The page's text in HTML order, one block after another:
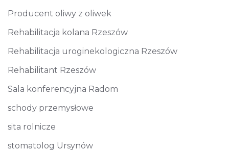
Producent oliwy z oliwek
Rehabilitacja kolana Rzeszów
Rehabilitacja uroginekologiczna Rzeszów
Rehabilitant Rzeszów
Sala konferencyjna Radom
schody przemysłowe
sita rolnicze
stomatolog Ursynów